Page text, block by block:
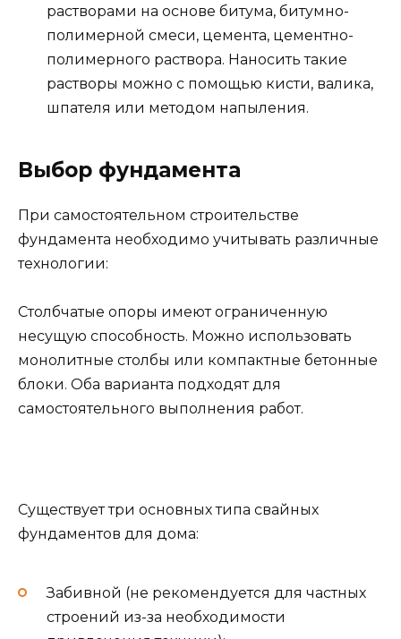
растворами на основе битума, битумно-
полимерной смеси, цемента, цементно-
полимерного раствора. Наносить такие
растворы можно с помощью кисти, валика,
шпателя или методом напыления.
Выбор фундамента
При самостоятельном строительстве
фундамента необходимо учитывать различные
технологии:
Столбчатые опоры имеют ограниченную
несущую способность. Можно использовать
монолитные столбы или компактные бетонные
блоки. Оба варианта подходят для
самостоятельного выполнения работ.
Существует три основных типа свайных
фундаментов для дома:
Забивной (не рекомендуется для частных
строений из-за необходимости